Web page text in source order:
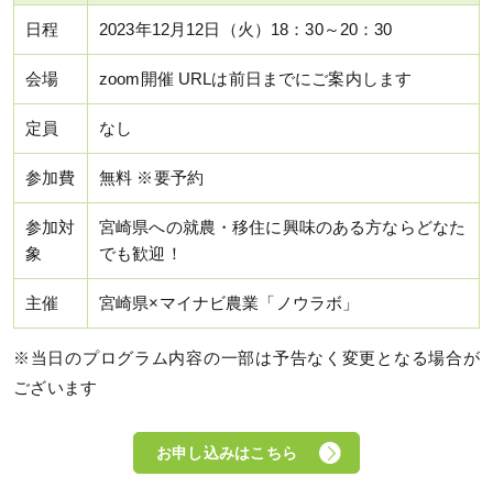
日程 2023年12月12日（火）18：30～20：30
会場 zoom開催 URLは前日までにご案内します
定員 なし
参加費 無料 ※要予約
参加対
象
宮崎県への就農・移住に興味のある方ならどなた
でも歓迎！
主催 宮崎県×マイナビ農業「ノウラボ」
※当日のプログラム内容の一部は予告なく変更となる場合が
ございます
お申し込みはこちら